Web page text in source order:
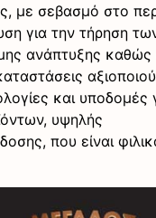
με σεβασμό στο
για την τήρηση
ανάπτυξης καθώς
και υποδομές
υψηλής
που είναι